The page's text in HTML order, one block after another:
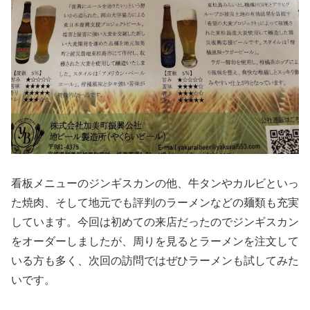
看板メニューのジンギスカンの他、牛タンやカルビといっ
た焼肉、そして地元でも評判のラーメンなどの麺類も充実
しています。今回は初めての来店だったのでジンギスカン
をオーダーしましたが、周りを見るとラーメンを注文して
いる方も多く、次回の訪問ではぜひラーメンも試してみた
いです。